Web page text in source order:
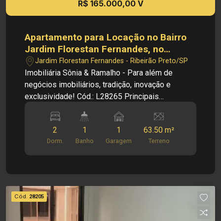
R$ 165.000,00 V
Apartamento para Locação no Bairro
Jardim Florestan Fernandes, no
Condomínio Vitta Ribeirão Verde 3, em
Ribeirão Preto SP
Jardim Florestan Fernandes - Ribeirão Preto/SP
Imobiliária Sônia & Ramalho - Para além de
negócios imobiliários, tradição, inovação e
exclusividade! Cód.: L28265 Principais
Cozinha - 02 Dormitórios - 01 Banheiro social -
Área de serviço - 1 Vaga de garagem Condomínio
oferece: - Piscina - Academia -Salão de festas -
Quadra de futebol - Mercadinho - Espaço pet
Investimento de IPTU: R$ 50,00 Obs.: a
imobiliária se reserva o direito de alterar qualquer
informação referente a valores, dados e
2
Dorm.
1
Banho
1
Garagem
63.50 m²
Terreno
Cód. 28205